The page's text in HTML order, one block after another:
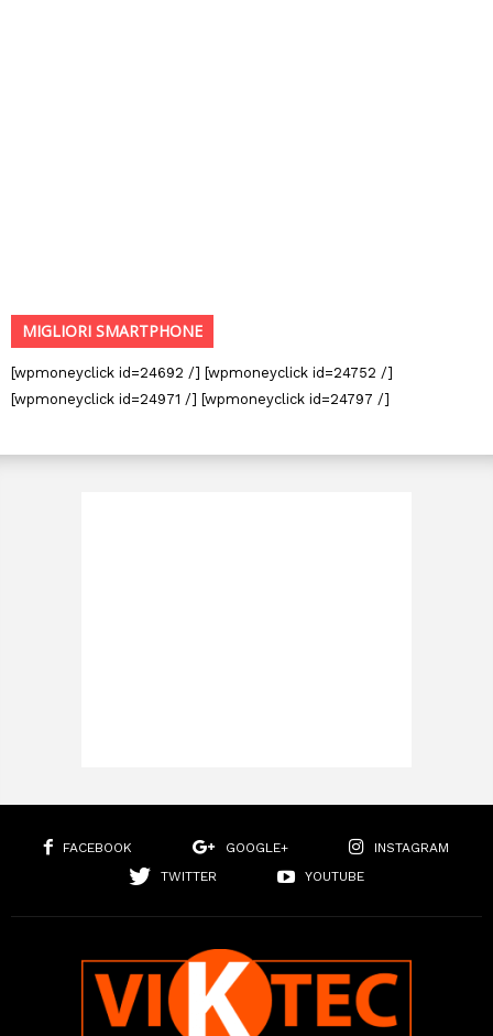
MIGLIORI SMARTPHONE
[wpmoneyclick id=24692 /] [wpmoneyclick id=24752 /]
[wpmoneyclick id=24971 /] [wpmoneyclick id=24797 /]
FACEBOOK GOOGLE+
INSTAGRAM
TWITTER
YOUTUBE